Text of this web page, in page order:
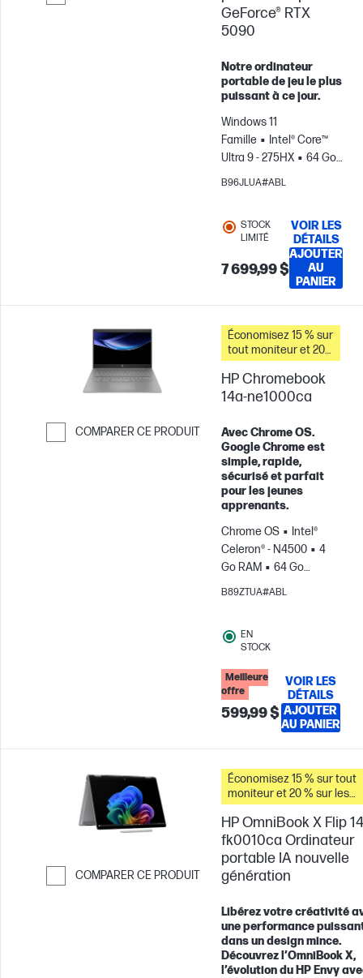
GeForce® RTX
5090
Notre ordinateur
portable de jeu le plus
puissant à ce jour.
Windows 11
Famille
Intel® Core™
Ultra 9 - 275HX
64 Go
RAM
2 To Disque
Temps de
NVIDIA®
GeForce RTX™ 5090 (24
B96JLUA#ABL
STOCK
LIMITÉ
7 699,99 $
VOIR LES
DÉTAILS
AJOUTER
AU
PANIER
COMPARER CE PRODUIT
Économisez 15 % sur
tout moniteur et 20
% sur les
accessoires pour PC
lorsque vous
HP Chromebook
14a-ne1000ca
Avec Chrome OS.
Google Chrome est
simple, rapide,
sécurisé et parfait
pour les jeunes
apprenants.
Chrome OS
Intel®
Celeron® - N4500
4
Go RAM
64 Go
eMMC
14" HD
B89ZTUA#ABL
EN
STOCK
Meilleure
offre
599,99 $
VOIR LES
DÉTAILS
AJOUTER
AU PANIER
COMPARER CE PRODUIT
Économisez 15 % sur tout
moniteur et 20 % sur les
accessoires pour PC
vous achetez ce PC.
HP OmniBook X Flip
fk0010ca Ordinateur
portable IA nouvelle
génération
Libérez votre créativité
une performance
dans un design mince.
Découvrez l’OmniBook X,
l’évolution du HP Envy